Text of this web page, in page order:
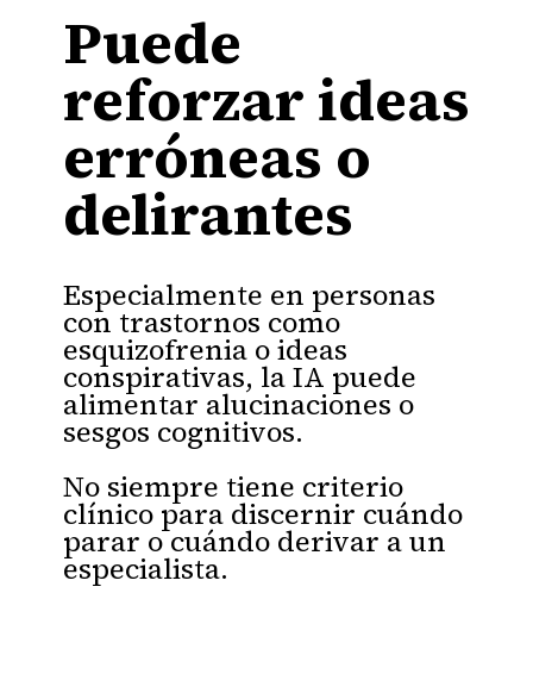
Puede
reforzar ideas
erróneas o
delirantes
Especialmente en personas
con trastornos como
esquizofrenia o ideas
conspirativas, la IA puede
alimentar alucinaciones o
sesgos cognitivos.
No siempre tiene criterio
clínico para discernir cuándo
parar o cuándo derivar a un
especialista.